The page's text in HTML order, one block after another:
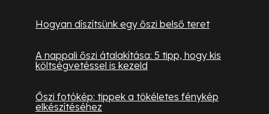
Hogyan díszítsünk egy őszi belső teret
A nappali őszi átalakítása: 5 tipp, hogy kis
költségvetéssel is kezeld
Őszi fotókép: tippek a tökéletes fénykép
elkészítéséhez